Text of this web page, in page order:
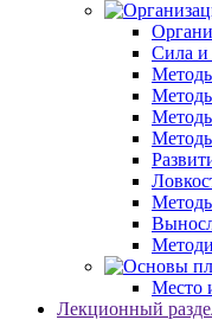
Сила и
Место
Лекционный